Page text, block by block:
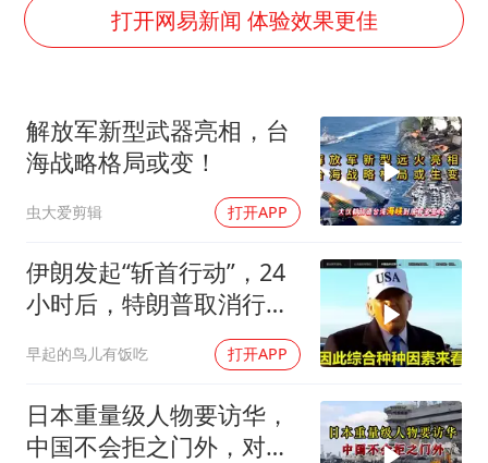
男子杀人后逃进深山21年活得像野人
立秋的仪式感
A股收盘：三大指数均涨超1%
朱雨玲晋级WTT横滨冠军赛女单八强
东方之约 相约未来
打开网易新闻 体验效果更佳
解放军新型武器亮相，台
海战略格局或变！
虫大爱剪辑 打开APP
伊朗发起“斩首行动”，24
小时后，特朗普取消行
早起的鸟儿有饭吃 打开APP
日本重量级人物要访华，
中国不会拒之门外，对日